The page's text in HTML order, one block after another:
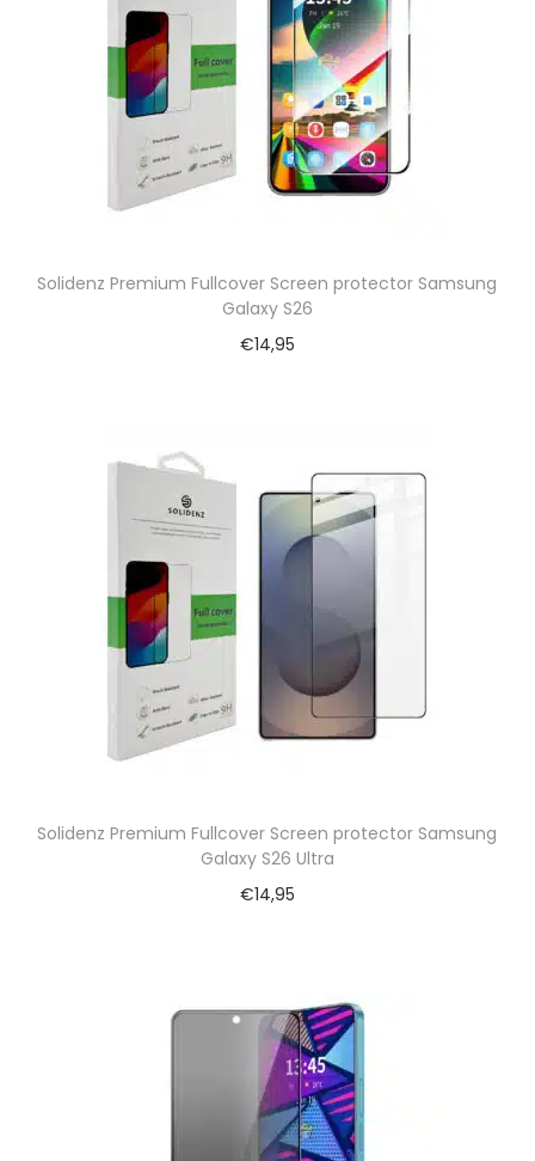
Solidenz Premium Fullcover Screen protector Samsung
Galaxy S26
€14,95
Solidenz Premium Fullcover Screen protector Samsung
Galaxy S26 Ultra
€14,95